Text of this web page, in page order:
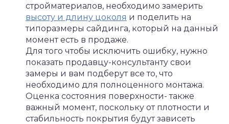
стройматериалов, необходимо замерить
высоту и длину цоколя и поделить на
типоразмеры сайдинга, который на данный
момент есть в продаже.
Для того чтобы исключить ошибку, нужно
показать продавцу-консультанту свои
замеры и вам подберут все то, что
необходимо для полноценного монтажа.
Оценка состояния поверхности- также
важный момент, поскольку от плотности и
стабильность покрытия будут зависеть